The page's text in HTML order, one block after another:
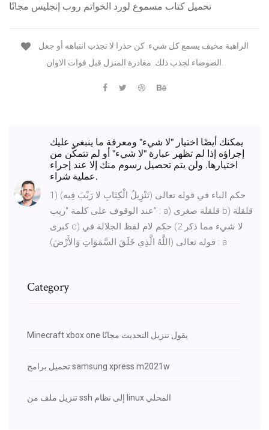
تحميل كتاب مسموع لورد الخواتم روب إنجليس مجانًا
يمكنك أيضًا اختيار "لا شيء" ومعرفة ما ينبغي عليك
إجراؤه إذا لم تظهر عبارة "لا شيء" أو لم تتمكّن من
اختيارها. ولن يتم تحصيل رسوم منك إلا عند إجراء
عملية شراء.
1) حكم الباء في قوله تعالى (تَنْزِيلُ الْكِتَابِ لا رَيْبَ فِيه)
عند الوقوف على كلمة "ريب" : a) قلقلة صغرى b) قلقلة
كبرى c) لا شيء مما ذكر 2) حكم لام لفظ الجلالة في
قوله تعالى (اللَّهُ الَّذِي خَلَقَ السَّمَوَاتِ وَالأَرْضَ) : a
Category
Minecraft xbox one يقول تنزيل التحديث مجانًا
تحميل برامج samsung xpress m2021w
تنزيل ملف من ssh إلى نظام linux المحلي